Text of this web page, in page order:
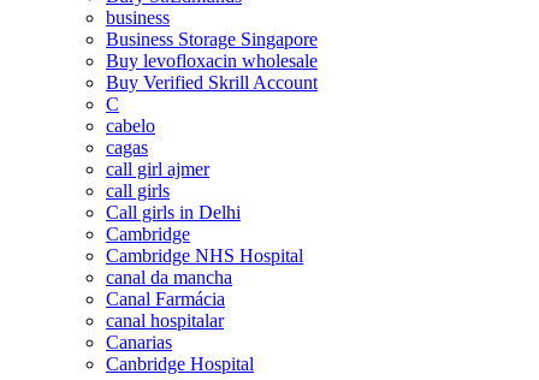
business
Business Storage Singapore
Buy levofloxacin wholesale
Buy Verified Skrill Account
C
cabelo
cagas
call girl ajmer
call girls
Call girls in Delhi
Cambridge
Cambridge NHS Hospital
canal da mancha
Canal Farmácia
canal hospitalar
Canarias
Canbridge Hospital